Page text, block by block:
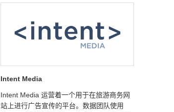
Intent Media
Intent Media 运营着一个用于在旅游商务网
站上进行广告宣传的平台。数据团队使用